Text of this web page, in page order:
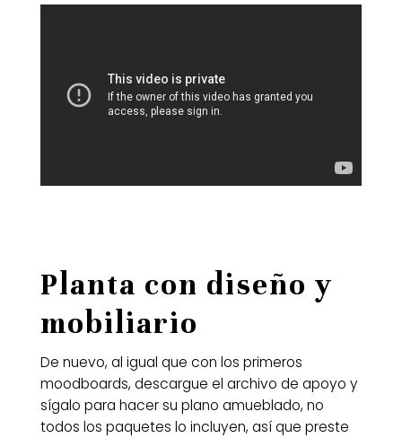
Planta con diseño y
mobiliario
De nuevo, al igual que con los primeros
moodboards, descargue el archivo de apoyo y
sígalo para hacer su plano amueblado, no
todos los paquetes lo incluyen, así que preste